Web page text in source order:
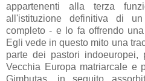
appartenenti alla terza
all'istituzione definitiva di un
completo - e lo fa offrendo
Egli vede in questo mito una
parte dei pastori indoeuropei,
Vecchia Europa matriarcale e
Gimbutas, in seguito